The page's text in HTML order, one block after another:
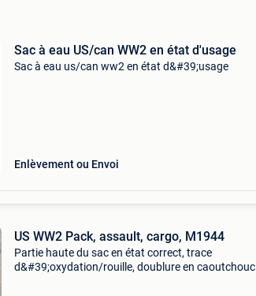
Sac à eau US/can WW2 en état d'usage
Sac à eau us/can ww2 en état d&#39;usage
Enlèvement ou Envoi
US WW2 Pack, assault, cargo, M1944
Partie haute du sac en état correct, trace
d&#39;oxydation/rouille, doublure en caoutchouc